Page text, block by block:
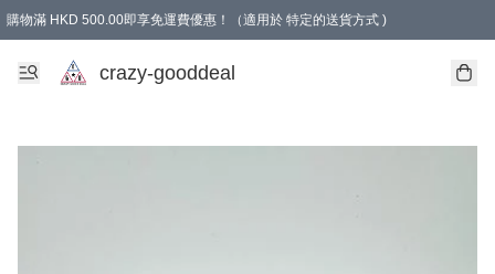
購物滿 HKD 500.00即享免運費優惠！（適用於 特定的送貨方式 )
成為會員可享免費禮品
crazy-gooddeal